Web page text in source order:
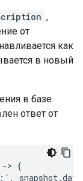
,
от
как
в новый
в базе
ответ от
-> {
: ' , snapshot.data